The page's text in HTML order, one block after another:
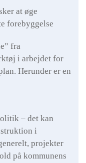
at øge
forebyggelse
fra
i arbejdet for
Herunder er en
– det kan
i
projekter
på kommunens